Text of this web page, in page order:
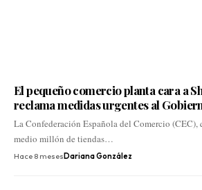
El pequeño comercio planta cara a
reclama medidas urgentes al
La Confederación Española del Comercio (CEC),
medio millón de tiendas…
Hace 8 meses Dariana González